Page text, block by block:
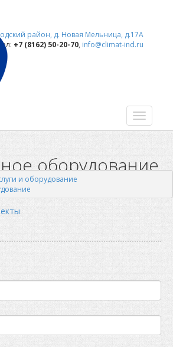
район, д. Новая Мельница, д.17А
тел: +7 (8162) 50-20-70, info@climat-ind.ru
оборудование
и оборудование